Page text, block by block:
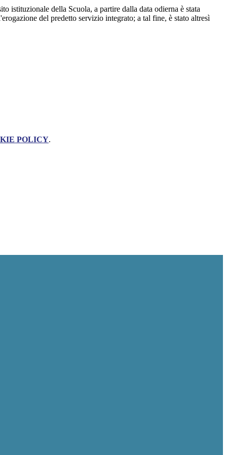
istituzionale della Scuola, a partire dalla data odierna è stata
del predetto servizio integrato; a tal fine, è stato altresì
POLICY.